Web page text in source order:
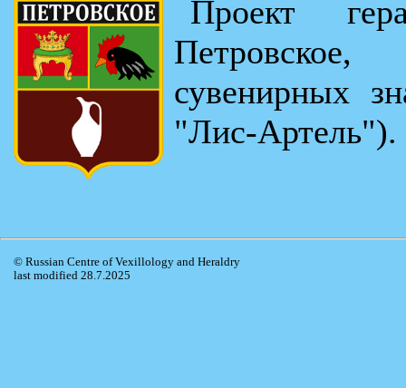
Проект
сувенирных
"Лис-Артель").
© Russian Centre of Vexillology and Heraldry
last modified 28.7.2025